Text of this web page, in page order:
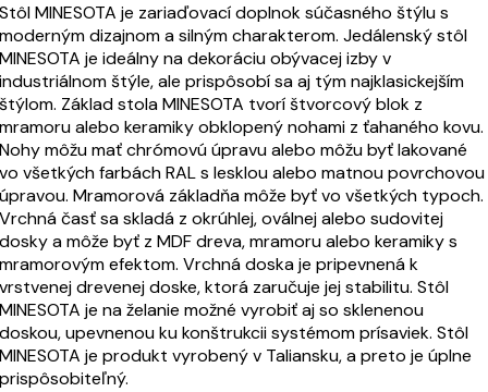
Stôl MINESOTA je zariaďovací doplnok súčasného štýlu s
moderným dizajnom a silným charakterom. Jedálenský stôl
MINESOTA je ideálny na dekoráciu obývacej izby v
industriálnom štýle, ale prispôsobí sa aj tým najklasickejším
štýlom. Základ stola MINESOTA tvorí štvorcový blok z
mramoru alebo keramiky obklopený nohami z ťahaného kovu.
Nohy môžu mať chrómovú úpravu alebo môžu byť lakované
vo všetkých farbách RAL s lesklou alebo matnou povrchovou
úpravou. Mramorová základňa môže byť vo všetkých typoch.
Vrchná časť sa skladá z okrúhlej, oválnej alebo sudovitej
dosky a môže byť z MDF dreva, mramoru alebo keramiky s
mramorovým efektom. Vrchná doska je pripevnená k
vrstvenej drevenej doske, ktorá zaručuje jej stabilitu. Stôl
MINESOTA je na želanie možné vyrobiť aj so sklenenou
doskou, upevnenou ku konštrukcii systémom prísaviek. Stôl
MINESOTA je produkt vyrobený v Taliansku, a preto je úplne
prispôsobiteľný.